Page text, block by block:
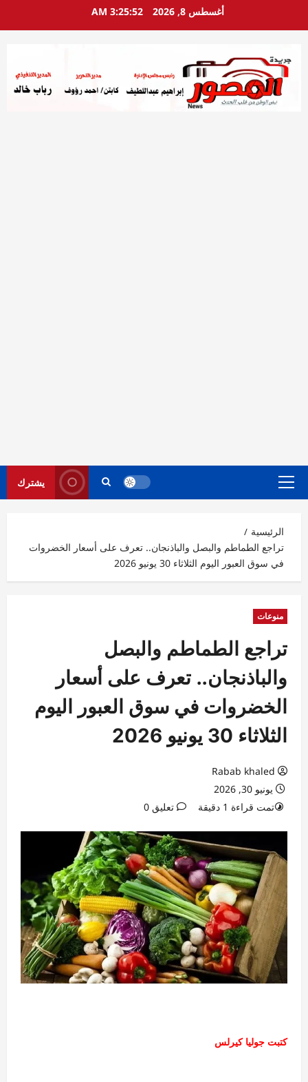
أغسطس 8, 2026 3:25:53 AM
القائمة
يشترك
الرئيسية
تراجع الطماطم والبصل والباذنجان.. تعرف على أسعار الخضروات
في سوق العبور اليوم الثلاثاء 30 يونيو 2026
منوعات
تراجع الطماطم والبصل
والباذنجان.. تعرف على أسعار
الخضروات في سوق العبور اليوم
الثلاثاء 30 يونيو 2026
Rabab khaled
يونيو 30, 2026
تمت قراءة 1 دقيقة
تعليق 0
كتبت جوليا كيرلس